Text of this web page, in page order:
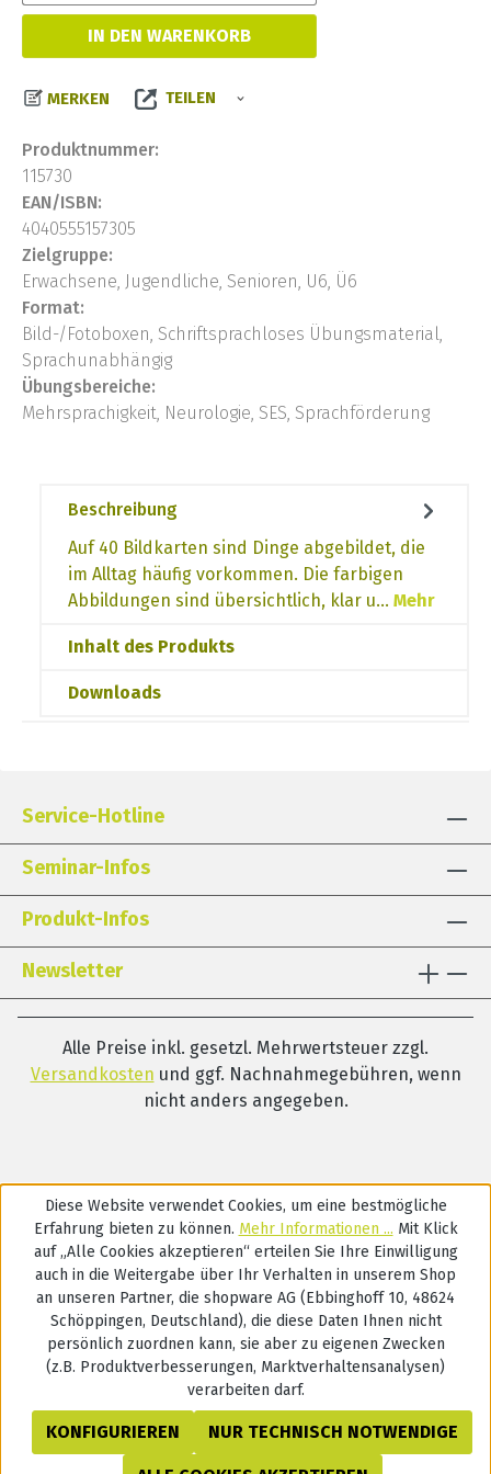
IN DEN WARENKORB
MERKEN TEILEN
Produktnummer:
115730
EAN/ISBN:
4040555157305
Zielgruppe:
Erwachsene, Jugendliche, Senioren, U6, Ü6
Format:
Bild-/Fotoboxen, Schriftsprachloses Übungsmaterial,
Sprachunabhängig
Übungsbereiche:
Mehrsprachigkeit, Neurologie, SES, Sprachförderung
Beschreibung
Auf 40 Bildkarten sind Dinge abgebildet, die
im Alltag häufig vorkommen. Die farbigen
Abbildungen sind übersichtlich, klar u… Mehr
Inhalt des Produkts
Downloads
Service-Hotline
Seminar-Infos
Produkt-Infos
Newsletter
Alle Preise inkl. gesetzl. Mehrwertsteuer zzgl.
Versandkosten und ggf. Nachnahmegebühren, wenn
nicht anders angegeben.
Diese Website verwendet Cookies, um eine bestmögliche
Erfahrung bieten zu können. Mehr Informationen ... Mit Klick
auf „Alle Cookies akzeptieren“ erteilen Sie Ihre Einwilligung
auch in die Weitergabe über Ihr Verhalten in unserem Shop
an unseren Partner, die shopware AG (Ebbinghoff 10, 48624
Schöppingen, Deutschland), die diese Daten Ihnen nicht
persönlich zuordnen kann, sie aber zu eigenen Zwecken
(z.B. Produktverbesserungen, Marktverhaltensanalysen)
verarbeiten darf.
NUR TECHNISCH NOTWENDIGE
KONFIGURIEREN